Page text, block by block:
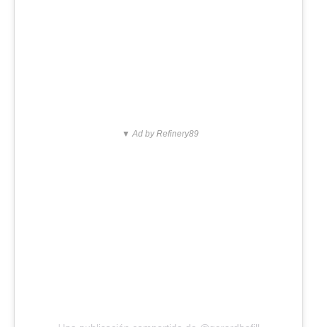
▼ Ad by Refinery89